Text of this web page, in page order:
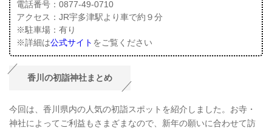
電話番号：0877-49-0710
アクセス：JR宇多津駅より車で約９分
※駐車場：有り
※詳細は公式サイト をご覧ください
香川の初詣神社まとめ
今回は、香川県内の人気の初詣スポットを紹介しました。お寺・
神社によってご利益もさまざまなので、新年の願いに合わせて訪